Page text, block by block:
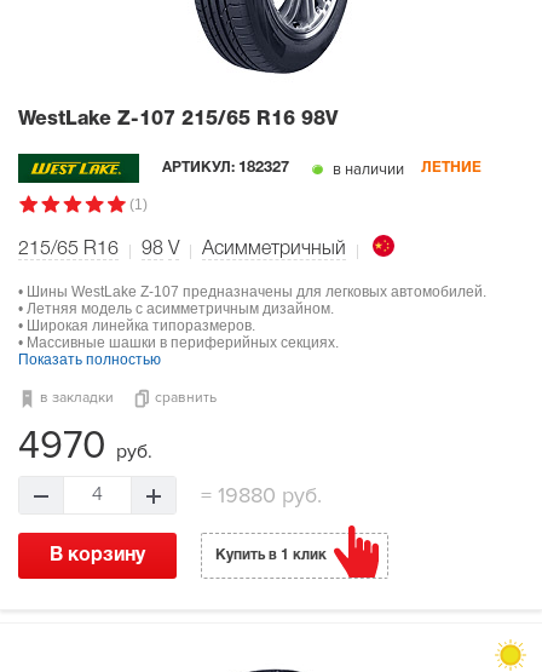
WestLake Z-107 215/65 R16 98V
АРТИКУЛ: 182327 в наличии ЛЕТНИЕ
(1)
215/65 R16 98 V Асимметричный
• Шины WestLake Z-107 предназначены для легковых автомобилей.
• Летняя модель с асимметричным дизайном.
• Широкая линейка типоразмеров.
• Массивные шашки в периферийных секциях.
Показать полностью
в закладки сравнить
4970 руб.
4 =19880 руб.
В корзину Купить в 1 клик